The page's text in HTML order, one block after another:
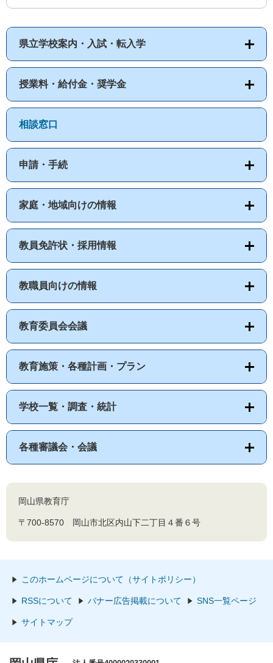
県立学校案内・入試・転入学
授業料・給付金・奨学金
相談窓口
申請・手続
家庭・地域向けの情報
教員免許状・採用情報
教職員向けの情報
教育委員会会議
教育施策・各種計画・プラン
学校一覧・調査・統計
各種審議会・会議
岡山県教育庁
〒700-8570 岡山市北区内山下二丁目４番６号
このホームページについて（サイトポリシー）
RSSについて バナー広告掲載について SNS一覧ページ
サイトマップ